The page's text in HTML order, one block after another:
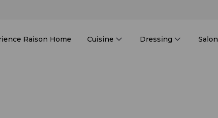
Raison Home Cuisine Dressing Salon